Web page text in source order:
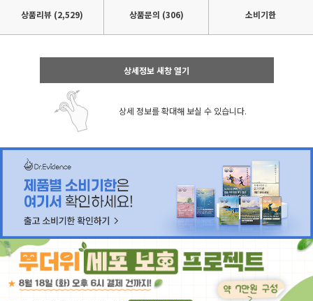
상품리뷰 (2,529) 상품문의 (306) 소비기한
상세정보 새창 열기
상세 정보를 확대해 보실 수 있습니다.